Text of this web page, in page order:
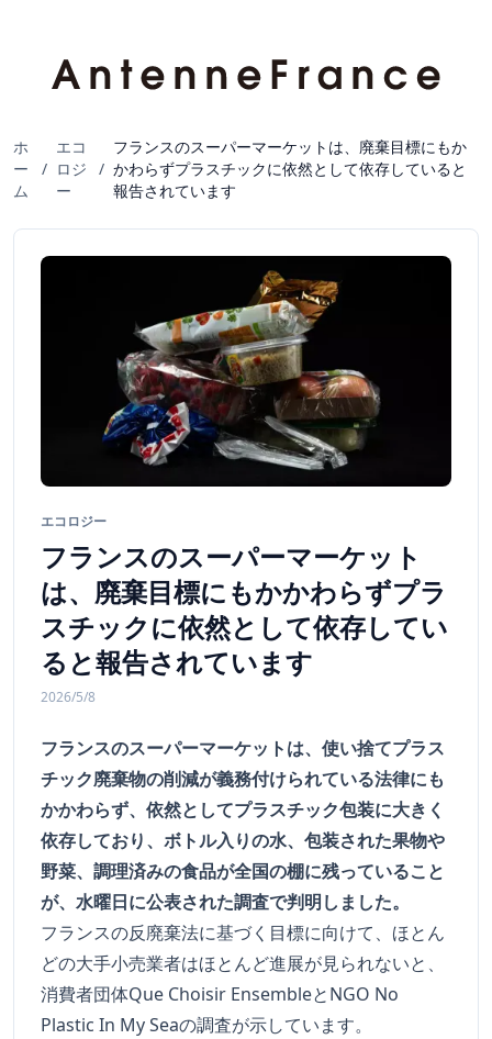
ホ
ー
ム
/
エコ
ロジ
ー
/
フランスのスーパーマーケットは、廃棄目標にもか
かわらずプラスチックに依然として依存していると
報告されています
エコロジー
フランスのスーパーマーケット
は、廃棄目標にもかかわらずプラ
スチックに依然として依存してい
ると報告されています
2026/5/8
フランスのスーパーマーケットは、使い捨てプラス
チック廃棄物の削減が義務付けられている法律にも
かかわらず、依然としてプラスチック包装に大きく
依存しており、ボトル入りの水、包装された果物や
野菜、調理済みの食品が全国の棚に残っていること
が、水曜日に公表された調査で判明しました。
フランスの反廃棄法に基づく目標に向けて、ほとん
どの大手小売業者はほとんど進展が見られないと、
消費者団体Que Choisir EnsembleとNGO No
Plastic In My Seaの調査が示しています。